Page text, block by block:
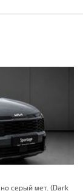
серый мет. (Dark